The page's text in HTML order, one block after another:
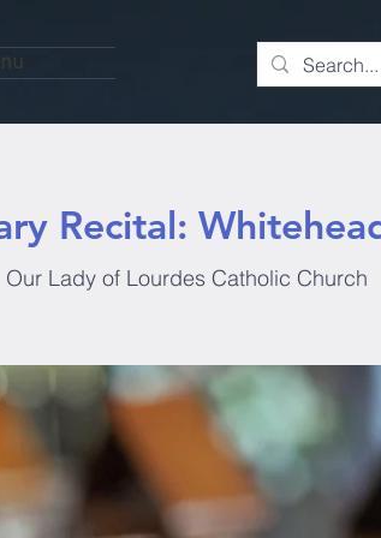
Recital:
Our Lady of Lourdes Catholic Church